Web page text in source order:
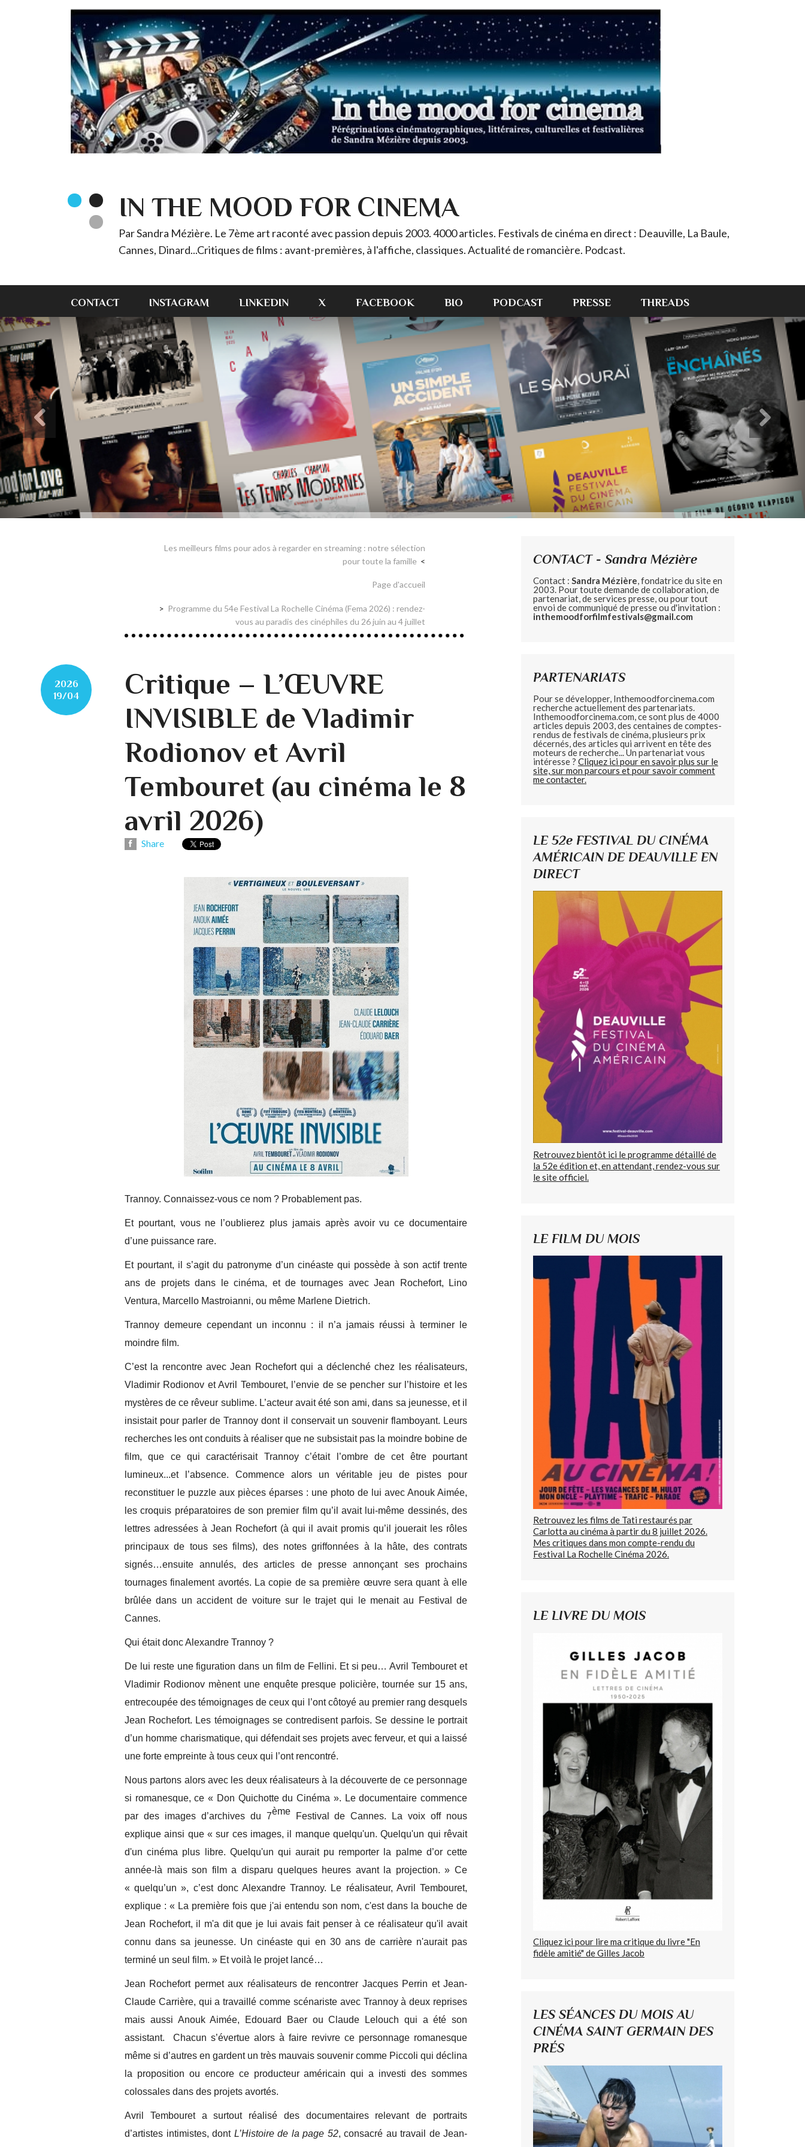
IN THE MOOD FOR CINEMA
Par Sandra Mézière. Le 7ème art raconté avec passion depuis 2003. 4000 articles. Festivals de cinéma en direct : Deauville, La Baule,
Cannes, Dinard...Critiques de films : avant-premières, à l'affiche, classiques. Actualité de romancière. Podcast.
CONTACT INSTAGRAM LINKEDIN X FACEBOOK BIO PODCAST PRESSE THREADS
Les meilleurs films pour ados à regarder en streaming : notre sélection
pour toute la famille
Page d'accueil
Programme du 54e Festival La Rochelle Cinéma (Fema 2026) : rendez-
vous au paradis des cinéphiles du 26 juin au 4 juillet
2026
19/04
Critique – L’ŒUVRE
INVISIBLE de Vladimir
Rodionov et Avril
Tembouret (au cinéma le 8
avril 2026)
Share
Trannoy. Connaissez-vous ce nom ? Probablement pas.
Et pourtant, vous ne l’oublierez plus jamais après avoir vu ce documentaire
d’une puissance rare.
Et pourtant, il s’agit du patronyme d’un cinéaste qui possède à son actif trente
ans de projets dans le cinéma, et de tournages avec Jean Rochefort, Lino
Ventura, Marcello Mastroianni, ou même Marlene Dietrich.
Trannoy demeure cependant un inconnu : il n’a jamais réussi à terminer le
moindre film.
C’est la rencontre avec Jean Rochefort qui a déclenché chez les réalisateurs,
Vladimir Rodionov et Avril Tembouret, l’envie de se pencher sur l’histoire et les
mystères de ce rêveur sublime. L’acteur avait été son ami, dans sa jeunesse, et il
insistait pour parler de Trannoy dont il conservait un souvenir flamboyant. Leurs
recherches les ont conduits à réaliser que ne subsistait pas la moindre bobine de
film, que ce qui caractérisait Trannoy c’était l’ombre de cet être pourtant
lumineux...et l’absence. Commence alors un véritable jeu de pistes pour
reconstituer le puzzle aux pièces éparses : une photo de lui avec Anouk Aimée,
les croquis préparatoires de son premier film qu’il avait lui-même dessinés, des
lettres adressées à Jean Rochefort (à qui il avait promis qu’il jouerait les rôles
principaux de tous ses films), des notes griffonnées à la hâte, des contrats
signés…ensuite annulés, des articles de presse annonçant ses prochains
tournages finalement avortés. La copie de sa première œuvre sera quant à elle
brûlée dans un accident de voiture sur le trajet qui le menait au Festival de
Cannes.
Qui était donc Alexandre Trannoy ?
De lui reste une figuration dans un film de Fellini. Et si peu… Avril Tembouret et
Vladimir Rodionov mènent une enquête presque policière, tournée sur 15 ans,
entrecoupée des témoignages de ceux qui l’ont côtoyé au premier rang desquels
Jean Rochefort. Les témoignages se contredisent parfois. Se dessine le portrait
d’un homme charismatique, qui défendait ses projets avec ferveur, et qui a laissé
une forte empreinte à tous ceux qui l’ont rencontré.
Nous partons alors avec les deux réalisateurs à la découverte de ce personnage
si romanesque, ce « Don Quichotte du Cinéma ». Le documentaire commence
par des images d’archives du 7ème Festival de Cannes. La voix off nous
explique ainsi que « sur ces images, il manque quelqu'un. Quelqu'un qui rêvait
d'un cinéma plus libre. Quelqu'un qui aurait pu remporter la palme d’or cette
année-là mais son film a disparu quelques heures avant la projection. » Ce
« quelqu’un », c’est donc Alexandre Trannoy. Le réalisateur, Avril Tembouret,
explique : « La première fois que j'ai entendu son nom, c'est dans la bouche de
Jean Rochefort, il m'a dit que je lui avais fait penser à ce réalisateur qu'il avait
connu dans sa jeunesse. Un cinéaste qui en 30 ans de carrière n'aurait pas
terminé un seul film. » Et voilà le projet lancé…
Jean Rochefort permet aux réalisateurs de rencontrer Jacques Perrin et Jean-
Claude Carrière, qui a travaillé comme scénariste avec Trannoy à deux reprises
mais aussi Anouk Aimée, Edouard Baer ou Claude Lelouch qui a été son
assistant. Chacun s’évertue alors à faire revivre ce personnage romanesque
même si d’autres en gardent un très mauvais souvenir comme Piccoli qui déclina
la proposition ou encore ce producteur américain qui a investi des sommes
colossales dans des projets avortés.
Avril Tembouret a surtout réalisé des documentaires relevant de portraits
d’artistes intimistes, dont L’Histoire de la page 52, consacré au travail de Jean-
CONTACT - Sandra Mézière
Contact : Sandra Mézière, fondatrice du site en
2003. Pour toute demande de collaboration, de
partenariat, de services presse, ou pour tout
envoi de communiqué de presse ou d'invitation :
inthemoodforfilmfestivals@gmail.com
PARTENARIATS
Pour se développer, Inthemoodforcinema.com
recherche actuellement des partenariats.
Inthemoodforcinema.com, ce sont plus de 4000
articles depuis 2003, des centaines de comptes-
rendus de festivals de cinéma, plusieurs prix
décernés, des articles qui arrivent en tête des
moteurs de recherche... Un partenariat vous
intéresse ? Cliquez ici pour en savoir plus sur le
site, sur mon parcours et pour savoir comment
me contacter.
LE 52e FESTIVAL DU CINÉMA
AMÉRICAIN DE DEAUVILLE EN
DIRECT
Retrouvez bientôt ici le programme détaillé de
la 52e édition et, en attendant, rendez-vous sur
le site officiel.
LE FILM DU MOIS
Retrouvez les films de Tati restaurés par
Carlotta au cinéma à partir du 8 juillet 2026.
Mes critiques dans mon compte-rendu du
Festival La Rochelle Cinéma 2026.
LE LIVRE DU MOIS
Cliquez ici pour lire ma critique du livre "En
fidèle amitié" de Gilles Jacob
LES SÉANCES DU MOIS AU
CINÉMA SAINT GERMAIN DES
PRÉS